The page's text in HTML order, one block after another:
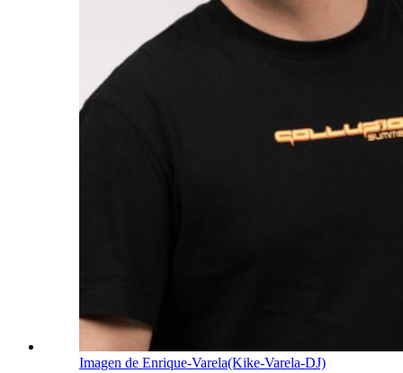
Imagen de Enrique-Varela(Kike-Varela-DJ)